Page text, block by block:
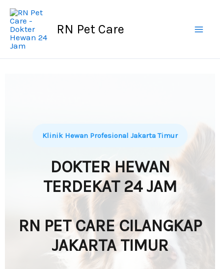
Skip
content
RN Pet Care
Klinik Hewan Profesional Jakarta Timur
DOKTER HEWAN
TERDEKAT 24 JAM
RN PET CARE CILANGKAP
JAKARTA TIMUR